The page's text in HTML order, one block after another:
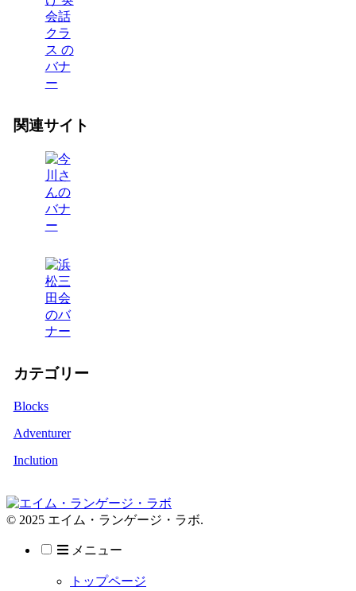
関連サイト
カテゴリー
Blocks
Adventurer
Inclution
© 2025 エイム・ランゲージ・ラボ.
メニュー
トップページ